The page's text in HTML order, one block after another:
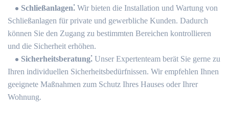
Schließanlagen⁚ Wir bieten die Installation und Wartung von
Schließanlagen für private und gewerbliche Kunden.​ Dadurch
können Sie den Zugang zu bestimmten Bereichen kontrollieren
und die Sicherheit erhöhen.
Sicherheitsberatung⁚ Unser Expertenteam berät Sie gerne zu
Ihren individuellen Sicherheitsbedürfnissen.​ Wir empfehlen Ihnen
geeignete Maßnahmen zum Schutz Ihres Hauses oder Ihrer
Wohnung.​